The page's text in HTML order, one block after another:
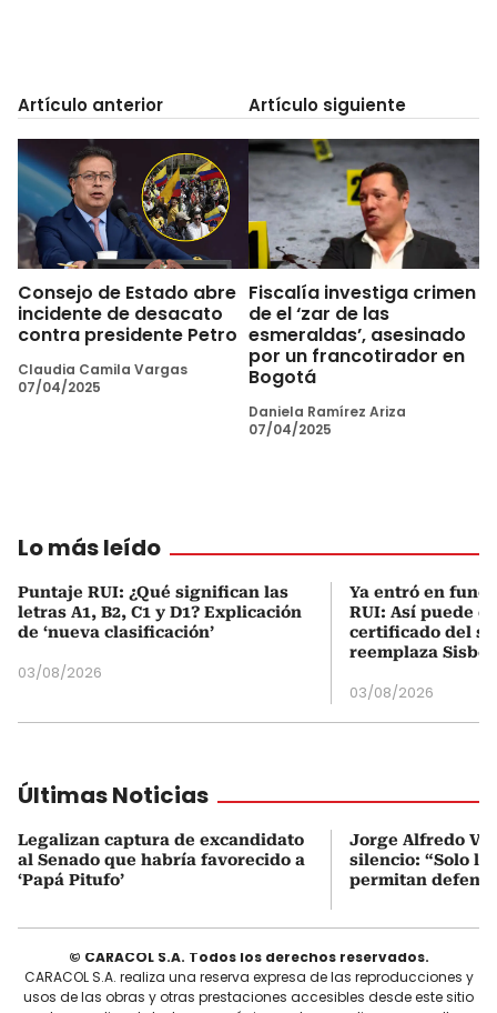
Artículo anterior
Consejo de Estado abre
incidente de desacato
contra presidente Petro
Claudia Camila Vargas
07/04/2025
Artículo siguiente
Fiscalía investiga crimen
de el ‘zar de las
esmeraldas’, asesinado
por un francotirador en
Bogotá
Daniela Ramírez Ariza
07/04/2025
Lo más leído
Puntaje RUI: ¿Qué significan las
letras A1, B2, C1 y D1? Explicación
de ‘nueva clasificación’
03/08/2026
Ya entró en
RUI: Así puede
certificado del
reemplaza
03/08/2026
Últimas Noticias
Legalizan captura de excandidato
al Senado que habría favorecido a
‘Papá Pitufo’
Jorge Alfredo
silencio: “Solo
permitan
© CARACOL S.A. Todos los derechos reservados.
CARACOL S.A. realiza una reserva expresa de las reproducciones y
usos de las obras y otras prestaciones accesibles desde este sitio